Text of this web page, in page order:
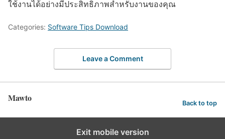
ใช้งานได้อย่างมีประสิทธิภาพสำหรับงานของคุณ
Categories: Software Tips Download
Leave a Comment
Mawto Back to top
Exit mobile version